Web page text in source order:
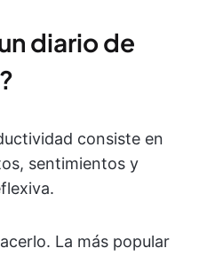
diario de
consiste en
sentimientos y
La más popular